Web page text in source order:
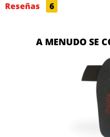
Reseñas
6
A MENUDO SE